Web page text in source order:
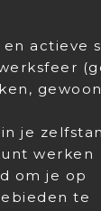
actieve
je
werken
om je op
te